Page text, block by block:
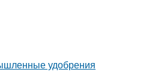
удобрения